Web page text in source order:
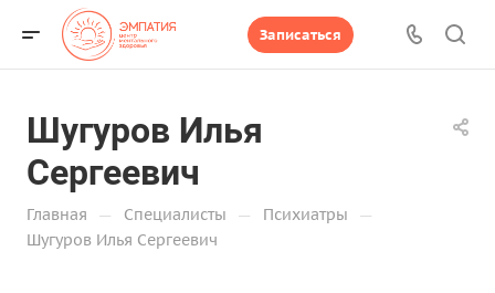
Записаться
Шугуров Илья
Сергеевич
Главная — Специалисты — Психиатры —
Шугуров Илья Сергеевич